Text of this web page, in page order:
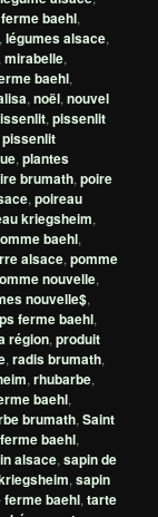
baehl,
,légumes alsace,
,mirabelle,
baehl,
,noël,nouvel
,pissenlit
pissenlit
,plantes
brumath,poire
,poireau
kriegsheim,
baehl,
alsace,pomme
nouvelle,
nouvelle$,
ferme baehl,
région,produit
,radis brumath,
,rhubarbe,
baehl,
brumath,Saint
baehl,
alsace,sapin de
,sapin
baehl,tarte